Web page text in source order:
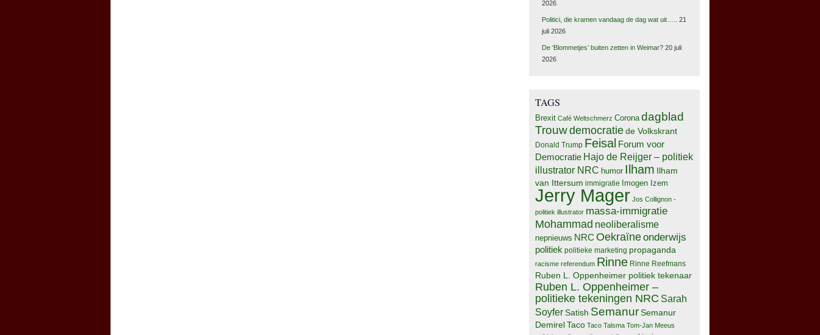
2026
Politici, die kramen vandaag de dag wat uit…..
21
juli 2026
De ‘Blommetjes’ buiten zetten in Weimar? 20 juli
2026
TAGS
Brexit Café Weltschmerz Corona dagblad
Trouwdemocratiede Volkskrant
Donald Trump Feisal Forum voor
Democratie Hajo de Reijger – politiek
illustrator NRC humor Ilham Ilham
van Ittersum immigratie Imogen Izem
Jerry Mager Jos Collignon -
politiek illustrator massa-immigratie
Mohammad neoliberalisme
nepnieuws NRC Oekraïneonderwijs
politiek politieke marketing propaganda
racisme referendum Rinne Rinne Reefmans
Ruben L. Oppenheimer politiek tekenaar
Ruben L. Oppenheimer –
politieke tekeningen NRC Sarah
Soyfer Satish SemanurSemanur
DemirelTaco Taco Talsma Tom-Jan Meeus